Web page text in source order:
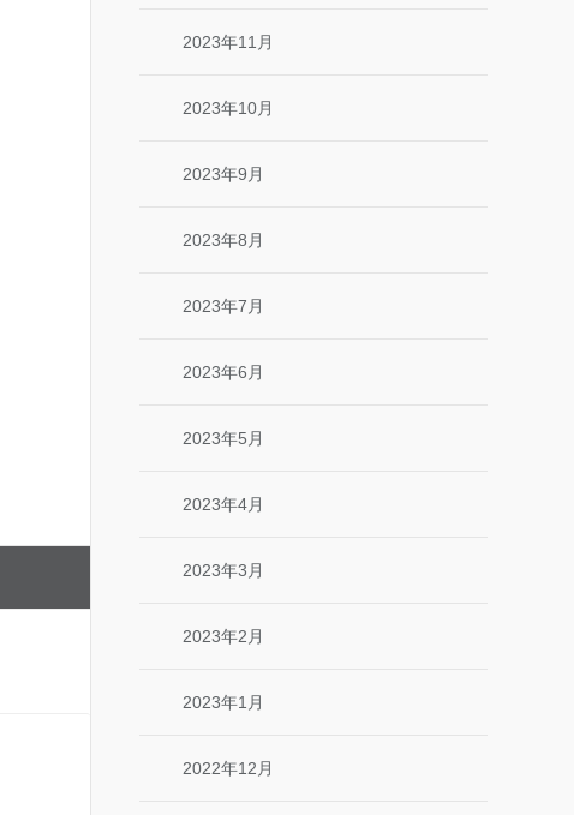
2023年11月
2023年10月
2023年9月
2023年8月
2023年7月
2023年6月
2023年5月
2023年4月
2023年3月
2023年2月
2023年1月
2022年12月